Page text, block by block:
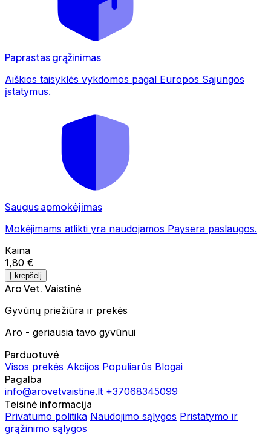
Paprastas grąžinimas
Aiškios taisyklės vykdomos pagal Europos Sąjungos
įstatymus.
Saugus apmokėjimas
Mokėjimams atlikti yra naudojamos Paysera paslaugos.
Kaina
1,80 €
Į krepšelį
Aro Vet. Vaistinė
Gyvūnų priežiūra ir prekės
Aro - geriausia tavo gyvūnui
Parduotuvė
Visos prekės Akcijos Populiarūs Blogai
Pagalba
info@arovetvaistine.lt +37068345099
Teisinė informacija
Privatumo politika Naudojimo sąlygos Pristatymo ir
grąžinimo sąlygos